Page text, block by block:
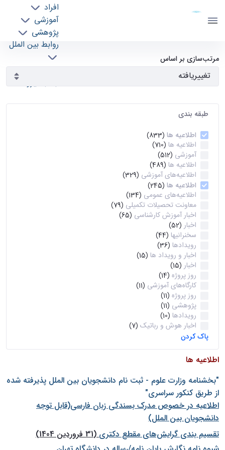
افراد
آموزشی
پژوهشی
روابط بین الملل
خدمات
آرشیو اطلاعیه ها - ece- دانشکده مهندسی برق و
کامپیوتر
مرتب‌سازی بر اساس
طبقه بندی
اطلاعیه ها (833)
اطلاعیه ها (710)
آموزشی (512)
اطلاعیه ها (489)
اطلاعیه‌های‌ آموزشی (329)
اطلاعیه ها (245)
اطلاعیه‌های عمومی (134)
معاونت تحصیلات تکمیلی (79)
اخبار آموزش کارشناسی (65)
اخبار (52)
سخنرانیها (44)
رویدادها (36)
اخبار و رویداد ها (15)
اخبار (15)
روز پروژه (14)
کارگاه‌های آموزشی (11)
روز پروژه (11)
پژوهشی (11)
رویدادها (10)
اخبار هوش و رباتیک (7)
پاک کردن
اطلاعیه ها
"بخشنامه وزارت علوم - ثبت نام دانشجويان بين الملل پذيرفته شده
از طريق كنكور سراسری"
اطلاعیه در خصوص مدرک بسندگی زبان فارسی(قابل توجه
دانشجویان بین الملل)
تقسیم بندی گرایش‌های مقطع دکتری(31 فروردین 1404)